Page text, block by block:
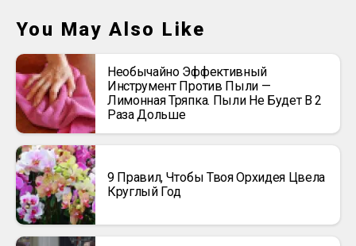
You May Also Like
Необычайно Эффективный
Инструмент Против Пыли —
Лимонная Тряпка. Пыли Не Будет В 2
Раза Дольше
9 Правил, Чтобы Твоя Орхидея Цвела
Круглый Год